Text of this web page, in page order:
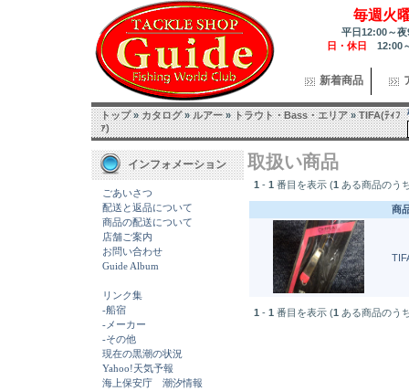
毎週火
平日12:00～
日・休日 12:00
新着商品
トップ»カタログ»ルアー»トラウト・Bass・エリア»TIFA(ﾃｨﾌ
ｧ)
インフォメーション
ごあいさつ
配送と返品について
商品の配送について
店舗ご案内
お問い合わせ
Guide Album
リンク集
-船宿
-メーカー
-その他
現在の黒潮の状況
Yahoo!天気予報
海上保安庁 潮汐情報
取扱い商品
1 - 1 番目を表示 (1 ある商品のう
商
1 - 1 番目を表示 (1 ある商品のう